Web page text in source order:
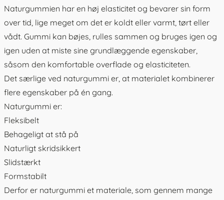
Naturgummien har en høj elasticitet og bevarer sin form
over tid, lige meget om det er koldt eller varmt, tørt eller
vådt. Gummi kan bøjes, rulles sammen og bruges igen og
igen uden at miste sine grundlæggende egenskaber,
såsom den komfortable overflade og elasticiteten.
Det særlige ved naturgummi er, at materialet kombinerer
flere egenskaber på én gang.
Naturgummi er:
Fleksibelt
Behageligt at stå på
Naturligt skridsikkert
Slidstærkt
Formstabilt
Derfor er naturgummi et materiale, som gennem mange